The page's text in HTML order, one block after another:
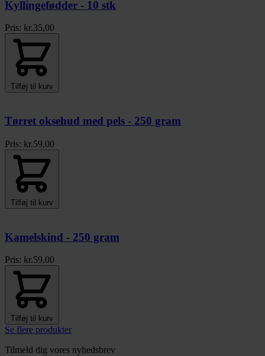
Kyllingefødder - 10 stk
Pris: kr.35,00
Tilføj til kurv
Tørret oksehud med pels - 250 gram
Pris: kr.59,00
Tilføj til kurv
Kamelskind - 250 gram
Pris: kr.59,00
Tilføj til kurv
Se flere produkter
Tilmeld dig vores nyhedsbrev